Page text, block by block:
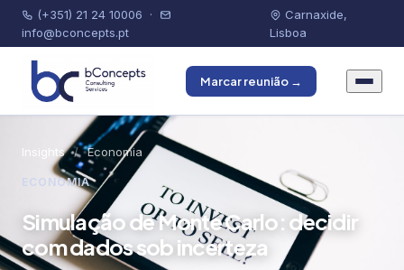
(+351) 21 24 10006 ·
info@bconcepts.pt
Carnaxide,
Lisboa
Marcar reunião →
Insights / Economia
ECONOMIA
Simulação de Monte Carlo: decidir
com dados sob incerteza